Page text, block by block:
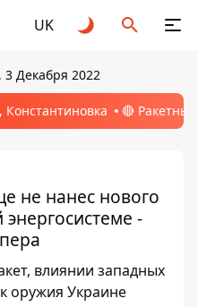
UK
3 Декабря 2022
🔴
не нанес нового
-
влиянии западных
оружия Украине